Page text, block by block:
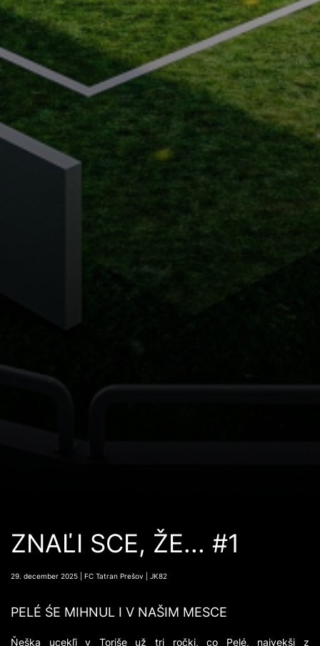
ZNAĽI SCE, ŽE... #1
29. december 2025 | FC Tatran Prešov | JK82
PELÉ ŚE MIHNUL I V NAŠIM MESCE
Ňeška ucekľi v Toriše už tri ročki, co Pelé, najvekši z